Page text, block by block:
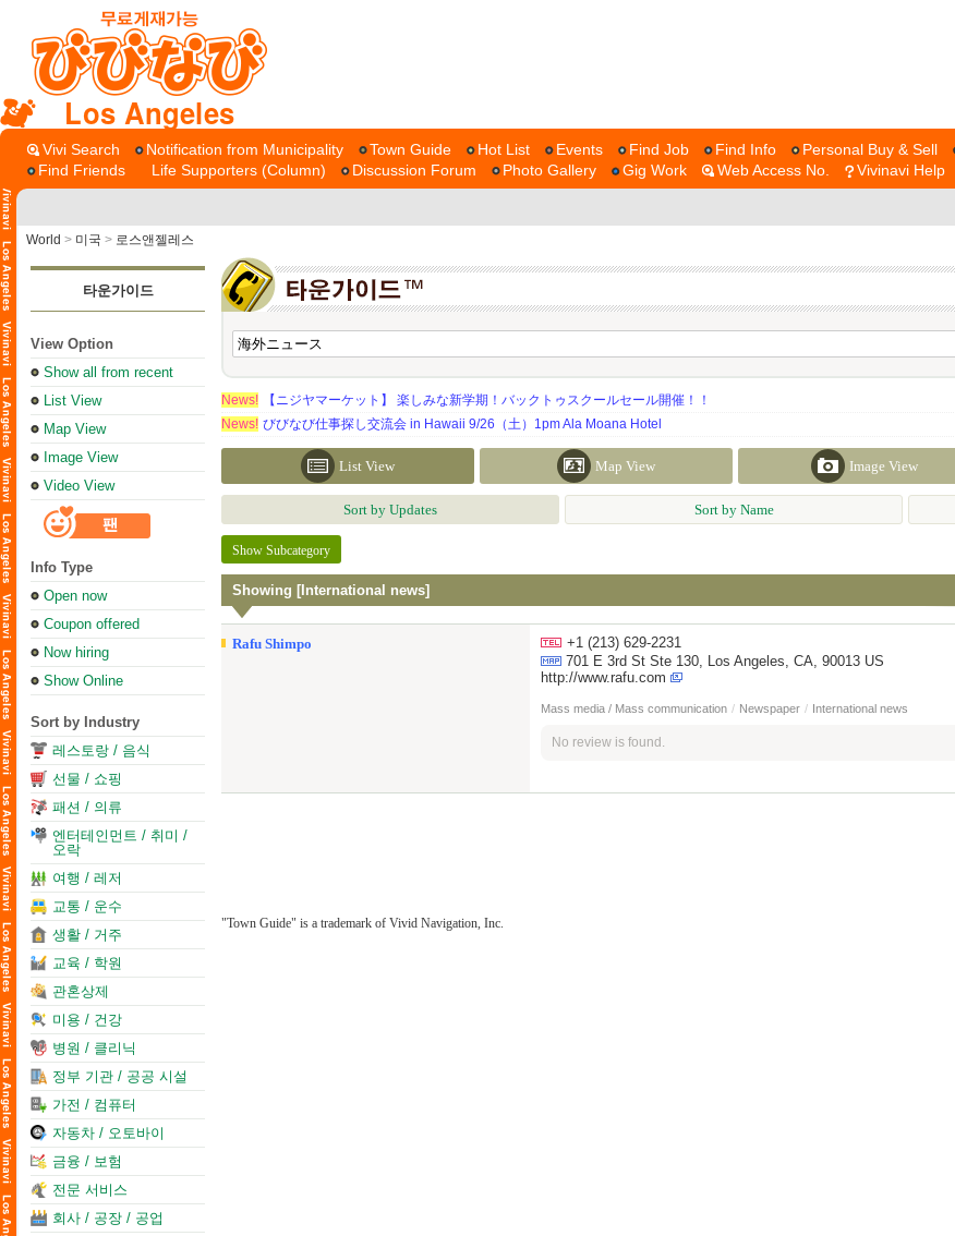
Los Angeles
Vivi Search Notification from Municipality Town Guide Hot List Events Find Job Find Info Personal Buy & Sell
Find Friends
Life Supporters (Column) Discussion Forum Photo Gallery Gig Work Web Access No. Vivinavi Help
World > 미국 > 로스앤젤레스
타운가이드
View Option
Show all from recent
List View
Map View
Image View
Video View
Info Type
Open now
Coupon offered
Now hiring
Show Online
Sort by Industry
레스토랑 / 음식
선물 / 쇼핑
패션 / 의류
엔터테인먼트 / 취미 /
오락
여행 / 레저
교통 / 운수
생활 / 거주
교육 / 학원
관혼상제
미용 / 건강
병원 / 클리닉
정부 기관 / 공공 시설
가전 / 컴퓨터
자동차 / 오토바이
금융 / 보험
전문 서비스
회사 / 공장 / 공업
News!
【ニジヤマーケット】 楽しみな新学期！バックトゥスクールセール開催！！
News! びびなび仕事探し交流会 in Hawaii 9/26（土）1pm Ala Moana Hotel
List View Map View Image View
Sort by Updates Sort by Name
Show Subcategory
Showing [International news]
Rafu Shimpo
+1 (213) 629-2231
701 E 3rd St Ste 130, Los Angeles, CA, 90013 US
http://www.rafu.com
Mass media / Mass communication / Newspaper / International news
No review is found.
"Town Guide" is a trademark of Vivid Navigation, Inc.